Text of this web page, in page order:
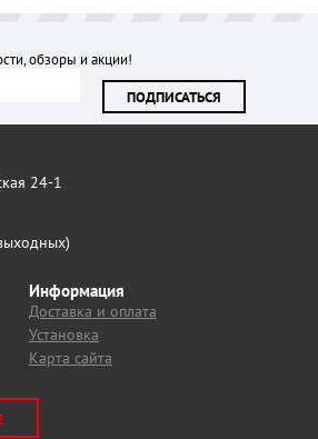
обзоры и акции!
ПОДПИСАТЬСЯ
24-1
Информация
Доставка и оплата
Установка
Карта сайта